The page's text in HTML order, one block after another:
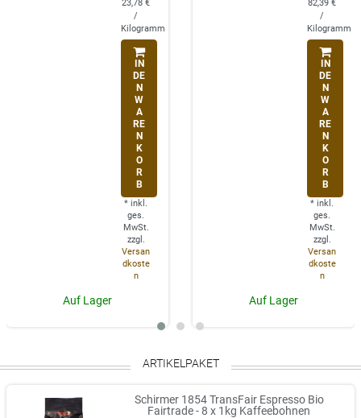
23,78 €
/
Kilogramm
IN
DE
N
W
A
RE
N
K
O
R
B
* inkl.
ges.
MwSt.
zzgl.
Versan
dkoste
n
Auf Lager
82,39 €
/
Kilogramm
IN
DE
N
W
A
RE
N
K
O
R
B
* inkl.
ges.
MwSt.
zzgl.
Versan
dkoste
n
Auf Lager
ARTIKELPAKET
Schirmer 1854 TransFair Espresso Bio
Fairtrade - 8 x 1kg Kaffeebohnen